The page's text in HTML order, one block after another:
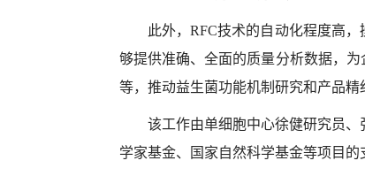
此外，RFC技术的自动化程度高，
够提供准确、全面的质量分析数据，
等，推动益生菌功能机制研究和产品精
该工作由单细胞中心徐健研究员、
学家基金、国家自然科学基金等项目的